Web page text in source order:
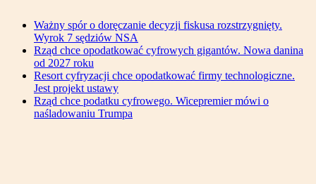
Ważny spór o doręczanie decyzji fiskusa rozstrzygnięty.
Wyrok 7 sędziów NSA
Rząd chce opodatkować cyfrowych gigantów. Nowa danina
od 2027 roku
Resort cyfryzacji chce opodatkować firmy technologiczne.
Jest projekt ustawy
Rząd chce podatku cyfrowego. Wicepremier mówi o
naśladowaniu Trumpa